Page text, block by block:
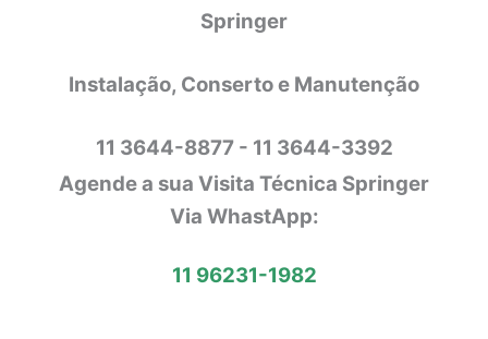
Springer
Instalação, Conserto e Manutenção
11 3644-8877 - 11 3644-3392
Agende a sua Visita Técnica Springer
Via WhastApp:
11 96231-1982